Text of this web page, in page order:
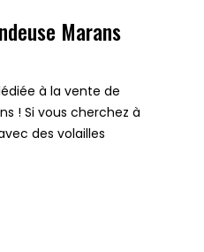
Marans
à la vente de
! Si vous cherchez à
des volailles